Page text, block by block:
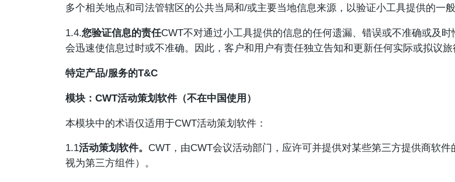
多个相关地点和司法管辖区的公共当局和/或主要当地信息来源，以验证小工具提供的一般
1.4.您验证信息的责任CWT不对通过小工具提供的信息的任何遗漏、错误或不准确或及
会迅速使信息过时或不准确。因此，客户和用户有责任独立告知和更新任何实际或拟议旅
特定产品/服务的T&C
模块：CWT活动策划软件（不在中国使用）
本模块中的术语仅适用于CWT活动策划软件：
1.1活动策划软件。 CWT，由CWT会议活动部门，应许可并提供对某些第三方提供商软
视为第三方组件）。